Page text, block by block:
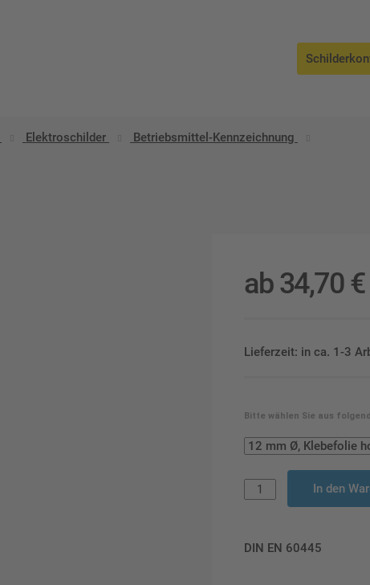
Elektroschilder Betriebsmittel-Kennzeichnung
ab34,70 €
Lieferzeit: in ca. 1-3
Bitte wählen Sie aus
In den
DIN EN 60445